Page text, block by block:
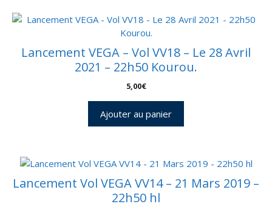
Lancement VEGA – Vol VV18 – Le 28 Avril
2021 – 22h50 Kourou.
5,00€
Ajouter au panier
Lancement Vol VEGA VV14 – 21 Mars 2019 –
22h50 hl